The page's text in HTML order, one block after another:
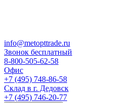
info@metopttrade.ru
Звонок бесплатный
8-800-505-62-58
Офис
+7 (495) 748-86-58
Склад в г. Дедовск
+7 (495) 746-20-77